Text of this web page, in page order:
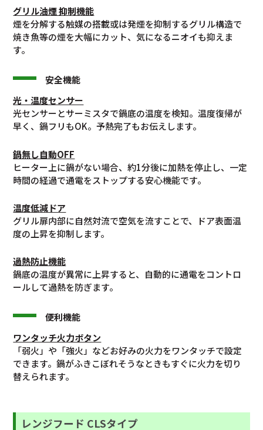
グリル油煙 抑制機能
煙を分解する触媒の搭載或は発煙を抑制するグリル構造で
焼き魚等の煙を大幅にカット、気になるニオイも抑えま
す。
安全機能
光・温度センサー
光センサーとサーミスタで鍋底の温度を検知。温度復帰が
早く、鍋フリもOK。予熱完了もお伝えします。
鍋無し自動OFF
ヒーター上に鍋がない場合、約1分後に加熱を停止し、一定
時間の経過で通電をストップする安心機能です。
温度低減ドア
グリル扉内部に自然対流で空気を流すことで、ドア表面温
度の上昇を抑制します。
過熱防止機能
鍋底の温度が異常に上昇すると、自動的に通電をコントロ
ールして過熱を防ぎます。
便利機能
ワンタッチ火力ボタン
「弱火」や「強火」などお好みの火力をワンタッチで設定
できます。鍋がふきこぼれそうなときもすぐに火力を切り
替えられます。
レンジフード CLSタイプ